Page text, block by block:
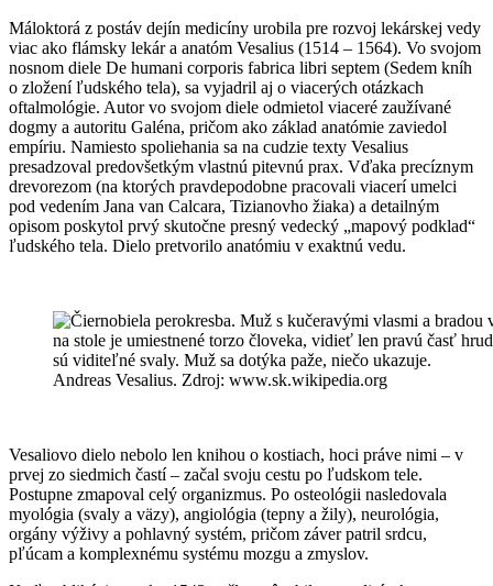
Máloktorá z postáv dejín medicíny urobila pre rozvoj lekárskej vedy
viac ako flámsky lekár a anatóm Vesalius (1514 – 1564). Vo svojom
nosnom diele De humani corporis fabrica libri septem (Sedem kníh
o zložení ľudského tela), sa vyjadril aj o viacerých otázkach
oftalmológie. Autor vo svojom diele odmietol viaceré zaužívané
dogmy a autoritu Galéna, pričom ako základ anatómie zaviedol
empíriu. Namiesto spoliehania sa na cudzie texty Vesalius
presadzoval predovšetkým vlastnú pitevnú prax. Vďaka precíznym
drevorezom (na ktorých pravdepodobne pracovali viacerí umelci
pod vedením Jana van Calcara, Tizianovho žiaka) a detailným
opisom poskytol prvý skutočne presný vedecký „mapový podklad“
ľudského tela. Dielo pretvorilo anatómiu v exaktnú vedu.
Andreas Vesalius. Zdroj: www.sk.wikipedia.org
Vesaliovo dielo nebolo len knihou o kostiach, hoci práve nimi – v
prvej zo siedmich častí – začal svoju cestu po ľudskom tele.
Postupne zmapoval celý organizmus. Po osteológii nasledovala
myológia (svaly a väzy), angiológia (tepny a žily), neurológia,
orgány výživy a pohlavný systém, pričom záver patril srdcu,
pľúcam a komplexnému systému mozgu a zmyslov.